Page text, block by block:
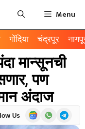
Menu
गोंदिया चंद्रपूर
मान्सूनची
पण
अंदाज
Us